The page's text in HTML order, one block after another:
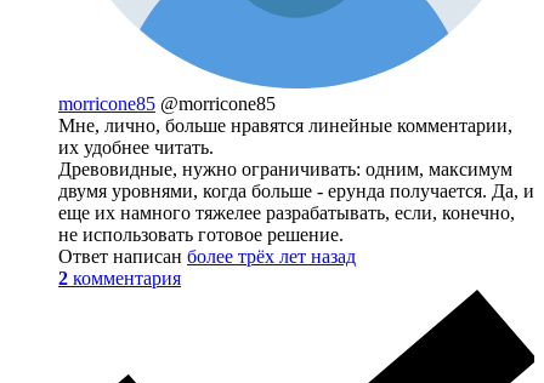
morricone85 @morricone85
Мне, лично, больше нравятся линейные комментарии,
их удобнее читать.
Древовидные, нужно ограничивать: одним, максимум
двумя уровнями, когда больше - ерунда получается. Да, и
еще их намного тяжелее разрабатывать, если, конечно,
не использовать готовое решение.
Ответ написан более трёх лет назад
2 комментария